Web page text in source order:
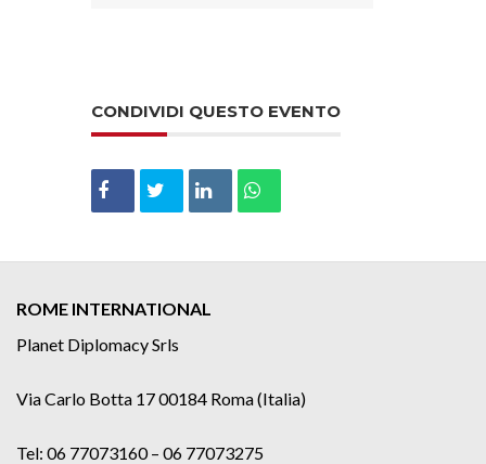
CONDIVIDI QUESTO EVENTO
ROME INTERNATIONAL
Planet Diplomacy Srls
Via Carlo Botta 17 00184 Roma (Italia)
Tel: 06 77073160 – 06 77073275